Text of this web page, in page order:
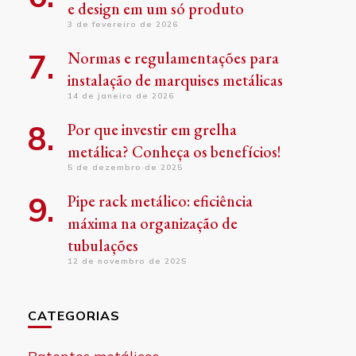
e design em um só produto
3 de fevereiro de 2026
Normas e regulamentações para
instalação de marquises metálicas
14 de janeiro de 2026
Por que investir em grelha
metálica? Conheça os benefícios!
5 de dezembro de 2025
Pipe rack metálico: eficiência
máxima na organização de
tubulações
12 de novembro de 2025
CATEGORIAS